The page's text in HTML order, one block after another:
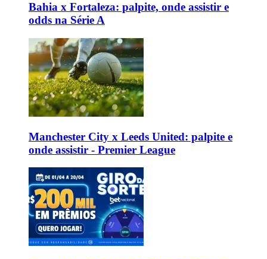
Bahia x Fortaleza: palpite, onde assistir e
odds na Série A
Manchester City x Leeds United: palpite e
onde assistir - Premier League